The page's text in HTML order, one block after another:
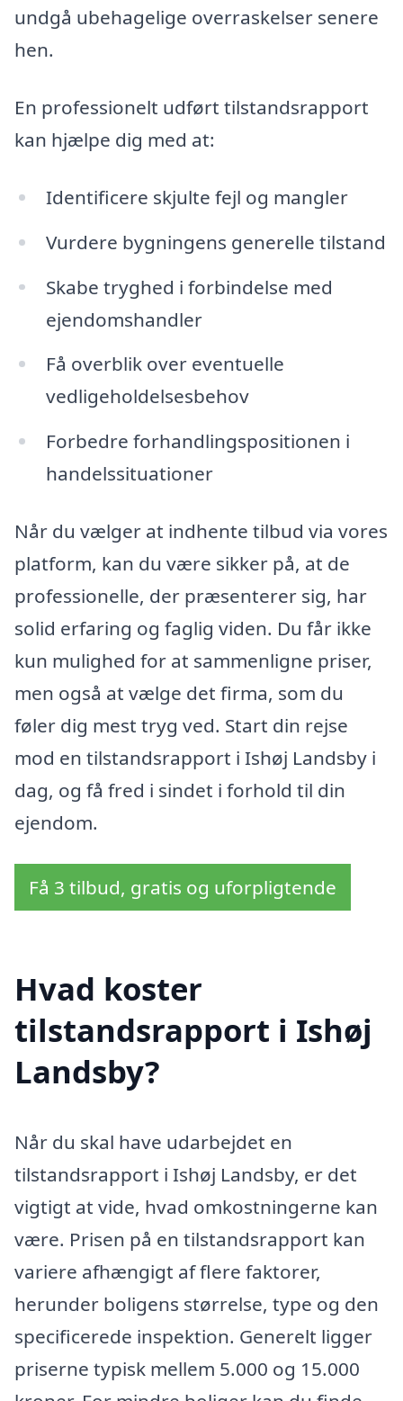
undgå ubehagelige overraskelser senere
hen.
En professionelt udført tilstandsrapport
kan hjælpe dig med at:
Identificere skjulte fejl og mangler
Vurdere bygningens generelle tilstand
Skabe tryghed i forbindelse med
ejendomshandler
Få overblik over eventuelle
vedligeholdelsesbehov
Forbedre forhandlingspositionen i
handelssituationer
Når du vælger at indhente tilbud via vores
platform, kan du være sikker på, at de
professionelle, der præsenterer sig, har
solid erfaring og faglig viden. Du får ikke
kun mulighed for at sammenligne priser,
men også at vælge det firma, som du
føler dig mest tryg ved. Start din rejse
mod en tilstandsrapport i Ishøj Landsby i
dag, og få fred i sindet i forhold til din
ejendom.
Få 3 tilbud, gratis og uforpligtende
Hvad koster
tilstandsrapport i Ishøj
Landsby?
Når du skal have udarbejdet en
tilstandsrapport i Ishøj Landsby, er det
vigtigt at vide, hvad omkostningerne kan
være. Prisen på en tilstandsrapport kan
variere afhængigt af flere faktorer,
herunder boligens størrelse, type og den
specificerede inspektion. Generelt ligger
priserne typisk mellem 5.000 og 15.000